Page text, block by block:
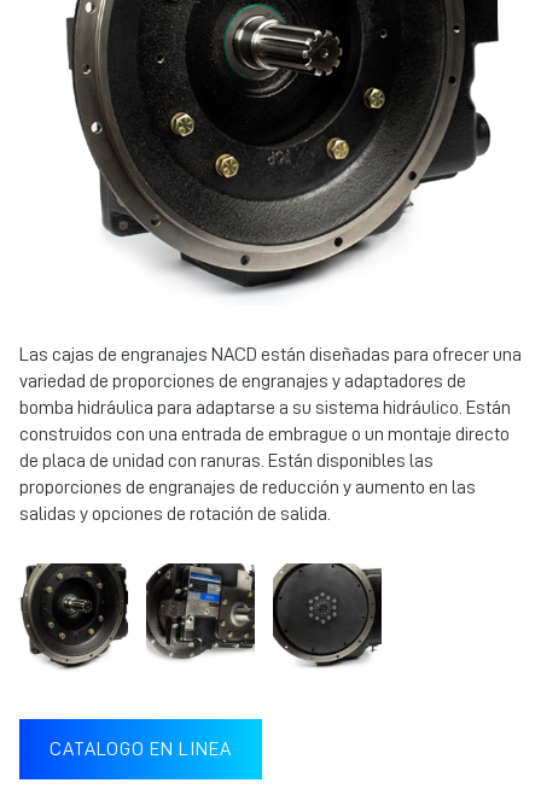
Las cajas de engranajes NACD están diseñadas para ofrecer una
variedad de proporciones de engranajes y adaptadores de
bomba hidráulica para adaptarse a su sistema hidráulico. Están
construidos con una entrada de embrague o un montaje directo
de placa de unidad con ranuras. Están disponibles las
proporciones de engranajes de reducción y aumento en las
salidas y opciones de rotación de salida.
CATALOGO EN LINEA